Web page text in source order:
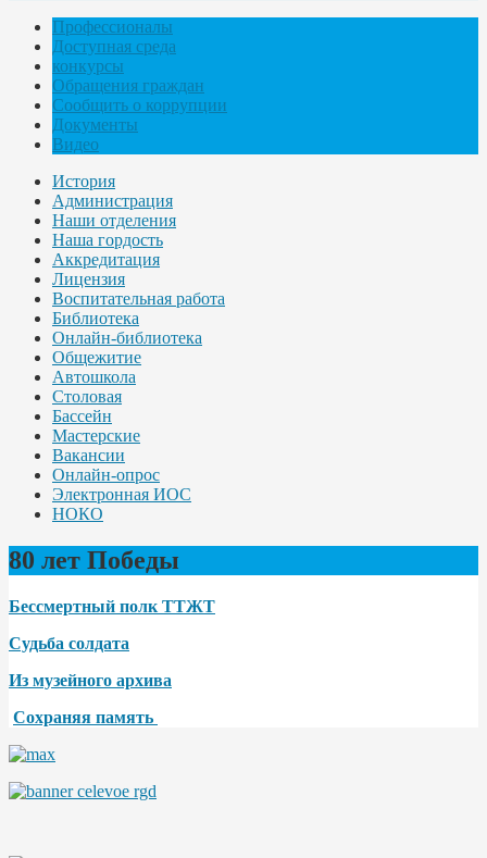
Профессионалы
Доступная среда
конкурсы
Обращения граждан
Сообщить о коррупции
Документы
Видео
История
Администрация
Наши отделения
Наша гордость
Аккредитация
Лицензия
Воспитательная работа
Библиотека
Онлайн-библиотека
Общежитие
Автошкола
Столовая
Бассейн
Мастерские
Вакансии
Онлайн-опрос
Электронная ИОС
НОКО
80 лет Победы
Бессмертный полк ТТЖТ
Судьба солдата
Из музейного архива
Сохраняя память